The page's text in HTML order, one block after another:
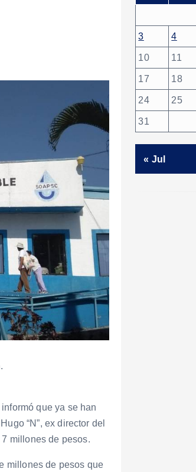
.
que ya se han
“N”, ex director del
millones de pesos.
millones de pesos que
3 4
10 11
17 18
24 25
31
« Jul